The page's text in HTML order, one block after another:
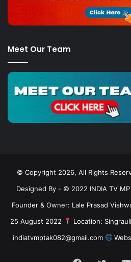
Meet Our Team
© Copyright 2026, All Rights
Designed By - © 2022 INDIA TV
Founder & Owner: Lale Prasad
25 August 2022
Location:
indiatvmptak082@gmail.com